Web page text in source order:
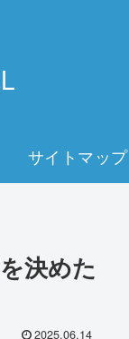
サイトマップ
決めた
2025.06.14